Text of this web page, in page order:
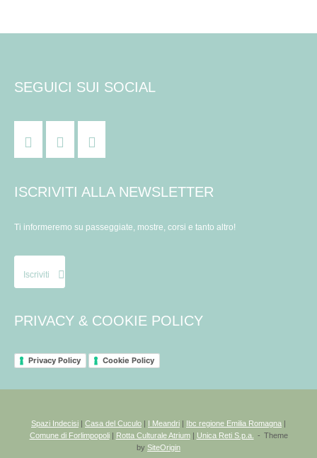
SEGUICI SUI SOCIAL
ISCRIVITI ALLA NEWSLETTER
Ti informeremo su passeggiate, mostre, corsi e tanto altro!
Iscriviti
PRIVACY & COOKIE POLICY
Privacy Policy Cookie Policy
Spazi Indecisi | Casa del Cuculo | I Meandri | Ibc regione Emilia Romagna |
Comune di Forlimpopoli| Rotta Culturale Atrium| Unica Reti S.p.a.
Theme
by SiteOrigin